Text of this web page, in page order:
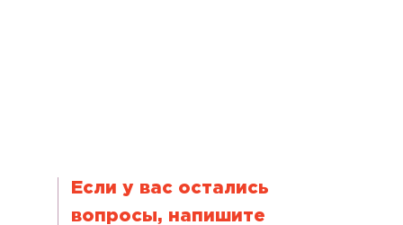
Если у вас остались
вопросы, напишите